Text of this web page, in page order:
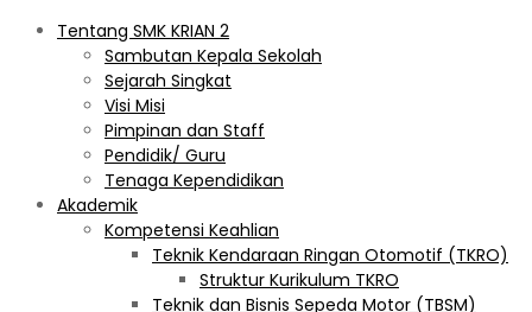
Tentang SMK KRIAN 2
Sambutan Kepala Sekolah
Sejarah Singkat
Visi Misi
Pimpinan dan Staff
Pendidik/ Guru
Tenaga Kependidikan
Akademik
Kompetensi Keahlian
Teknik Kendaraan Ringan Otomotif (TKRO)
Struktur Kurikulum TKRO
Teknik dan Bisnis Sepeda Motor (TBSM)